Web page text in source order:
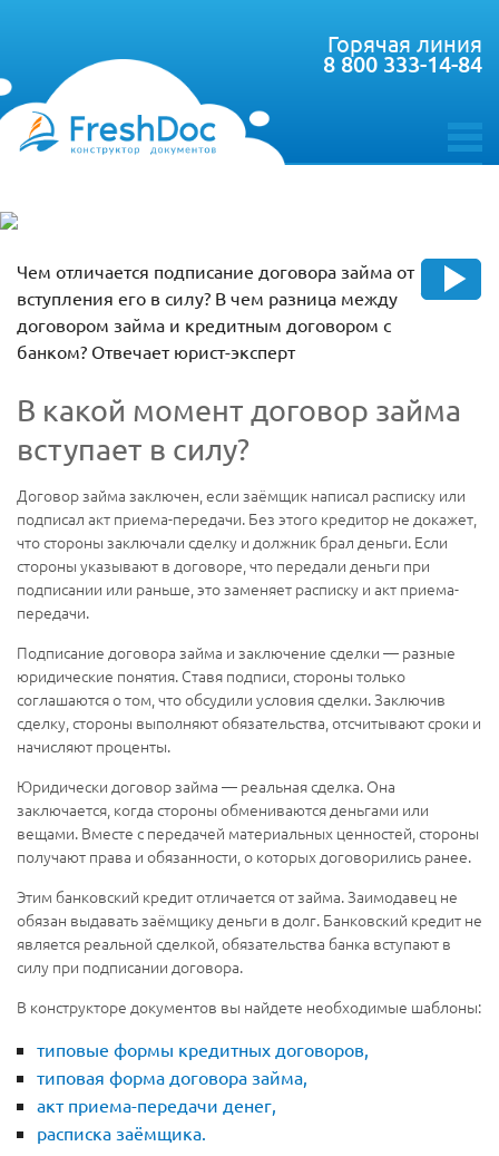
toggle
Горячая линия
8 800 333-14-84
Чем отличается подписание договора займа от
вступления его в силу? В чем разница между
договором займа и кредитным договором с
банком? Отвечает юрист-эксперт
В какой момент договор займа
вступает в силу?
Договор займа заключен, если заёмщик написал расписку или
подписал акт приема-передачи. Без этого кредитор не докажет,
что стороны заключали сделку и должник брал деньги. Если
стороны указывают в договоре, что передали деньги при
подписании или раньше, это заменяет расписку и акт приема-
передачи.
Подписание договора займа и заключение сделки — разные
юридические понятия. Ставя подписи, стороны только
соглашаются о том, что обсудили условия сделки. Заключив
сделку, стороны выполняют обязательства, отсчитывают сроки и
начисляют проценты.
Юридически договор займа — реальная сделка. Она
заключается, когда стороны обмениваются деньгами или
вещами. Вместе с передачей материальных ценностей, стороны
получают права и обязанности, о которых договорились ранее.
Этим банковский кредит отличается от займа. Заимодавец не
обязан выдавать заёмщику деньги в долг. Банковский кредит не
является реальной сделкой, обязательства банка вступают в
силу при подписании договора.
В конструкторе документов вы найдете необходимые шаблоны:
типовые формы кредитных договоров,
типовая форма договора займа,
акт приема-передачи денег,
расписка заёмщика.